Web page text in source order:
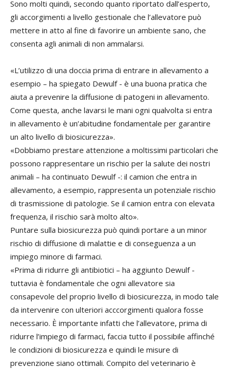
Sono molti quindi, secondo quanto riportato dall’esperto,
gli accorgimenti a livello gestionale che l’allevatore può
mettere in atto al fine di favorire un ambiente sano, che
consenta agli animali di non ammalarsi.
«L’utilizzo di una doccia prima di entrare in allevamento a
esempio – ha spiegato Dewulf - è una buona pratica che
aiuta a prevenire la diffusione di patogeni in allevamento.
Come questa, anche lavarsi le mani ogni qualvolta si entra
in allevamento è un’abitudine fondamentale per garantire
un alto livello di biosicurezza».
«Dobbiamo prestare attenzione a moltissimi particolari che
possono rappresentare un rischio per la salute dei nostri
animali – ha continuato Dewulf -: il camion che entra in
allevamento, a esempio, rappresenta un potenziale rischio
di trasmissione di patologie. Se il camion entra con elevata
frequenza, il rischio sarà molto alto».
Puntare sulla biosicurezza può quindi portare a un minor
rischio di diffusione di malattie e di conseguenza a un
impiego minore di farmaci.
«Prima di ridurre gli antibiotici – ha aggiunto Dewulf -
tuttavia è fondamentale che ogni allevatore sia
consapevole del proprio livello di biosicurezza, in modo tale
da intervenire con ulteriori acccorgimenti qualora fosse
necessario. È importante infatti che l’allevatore, prima di
ridurre l’impiego di farmaci, faccia tutto il possibile affinché
le condizioni di biosicurezza e quindi le misure di
prevenzione siano ottimali. Compito del veterinario è